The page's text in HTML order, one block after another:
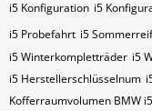
i5 Konfiguration i5
i5 Probefahrt i5
i5 Winterkompletträder i5
i5​​​​​ Herstellerschlüsselnum
Kofferraumvolumen BMW i5